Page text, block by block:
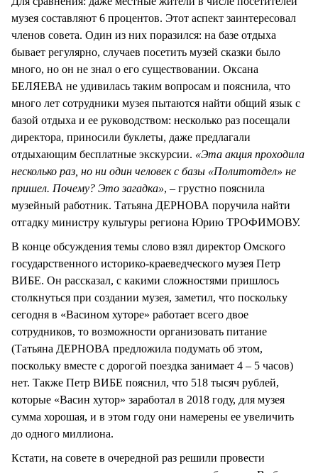
музея составляют 6 процентов. Этот аспект заинтересовал
членов совета. Один из них поразился: на базе отдыха
бывает регулярно, случаев посетить музей сказки было
много, но он не знал о его существовании. Оксана
БЕЛЯЕВА не удивилась таким вопросам и пояснила, что
много лет сотрудники музея пытаются найти общий язык с
базой отдыха и ее руководством: несколько раз посещали
директора, приносили буклеты, даже предлагали
отдыхающим бесплатные экскурсии. «Эта акция проходила
несколько раз, но ни один человек с базы «Политотдел» не
пришел. Почему? Это загадка», – грустно пояснила
музейный работник. Татьяна ДЕРНОВА поручила найти
отгадку министру культуры региона Юрию ТРОФИМОВУ.
В конце обсуждения темы слово взял директор Омского
государственного историко-краеведческого музея Петр
ВИБЕ. Он рассказал, с какими сложностями пришлось
столкнуться при создании музея, заметил, что поскольку
сегодня в «Васином хуторе» работает всего двое
сотрудников, то возможности организовать питание
(Татьяна ДЕРНОВА предложила подумать об этом,
поскольку вместе с дорогой поездка занимает 4 – 5 часов)
нет. Также Петр ВИБЕ пояснил, что 518 тысяч рублей,
которые «Васин хутор» заработал в 2018 году, для музея
сумма хорошая, и в этом году они намерены ее увеличить
до одного миллиона.
Кстати, на совете в очередной раз решили провести